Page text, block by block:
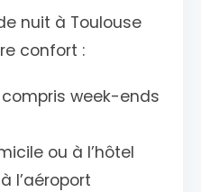
nuit à Toulouse
confort :
week-ends
ou à l’hôtel
l’aéroport